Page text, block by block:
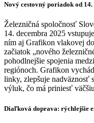
Nový cestovný poriadok od 14.
Železničná spoločnosť
14. decembra 2025
ním aj Grafikon vlakovej
začiatok „nového
pohodlnejšie spojenia
regiónoch. Grafikon
linky, zlepšuje nadväznosť
výluk, čo má priniesť
Diaľková doprava: rýchlejšie